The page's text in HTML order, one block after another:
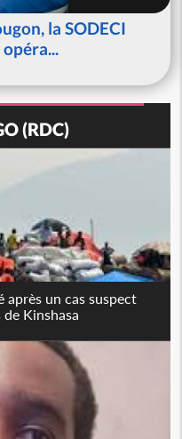
la SODECI
(RDC)
après un cas suspect
Kinshasa